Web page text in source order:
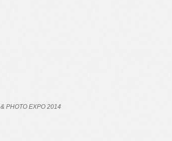
& PHOTO EXPO 2014